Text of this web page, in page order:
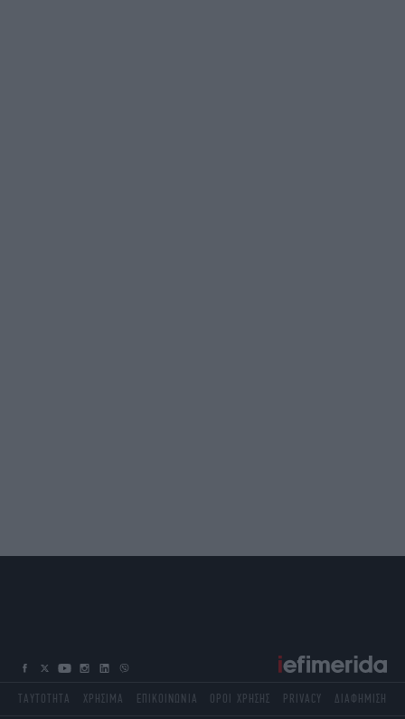
ΤΑΥΤΟΤΗΤΑ ΧΡΗΣΙΜΑ ΕΠΙΚΟΙΝΩΝΙΑ ΟΡΟΙ ΧΡΗΣΗΣ PRIVACY ΔΙΑΦΗΜΙΣΗ